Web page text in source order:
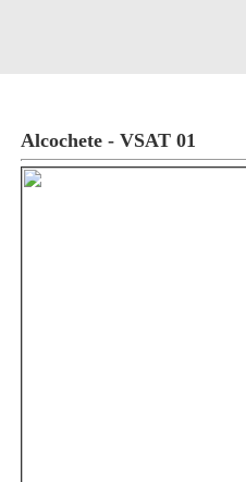
Alcochete - VSAT 01